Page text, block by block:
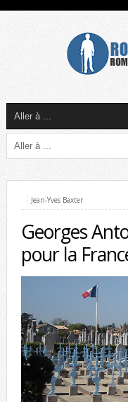
Jean-Yves Baxter
Georges
pour la